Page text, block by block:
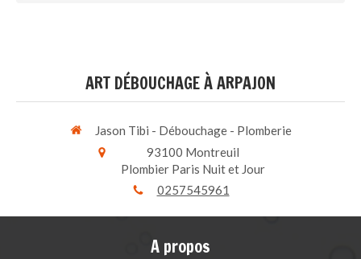
ART DÉBOUCHAGE À ARPAJON
Jason Tibi - Débouchage - Plomberie
93100 Montreuil
Plombier Paris Nuit et Jour
0257545961
A propos